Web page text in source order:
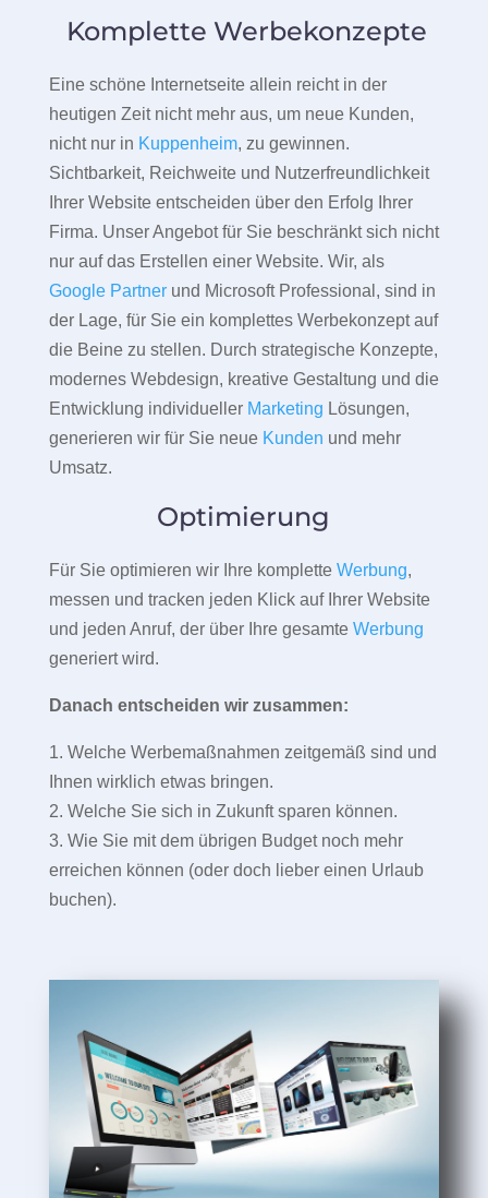
Komplette Werbekonzepte
Eine schöne Internetseite allein reicht in der
heutigen Zeit nicht mehr aus, um neue Kunden,
nicht nur in Kuppenheim, zu gewinnen.
Sichtbarkeit, Reichweite und Nutzerfreundlichkeit
Ihrer Website entscheiden über den Erfolg Ihrer
Firma. Unser Angebot für Sie beschränkt sich nicht
nur auf das Erstellen einer Website. Wir, als
Google Partnerund Microsoft Professional, sind in
der Lage, für Sie ein komplettes Werbekonzept auf
die Beine zu stellen. Durch strategische Konzepte,
modernes Webdesign, kreative Gestaltung und die
Entwicklung individueller Marketing Lösungen,
generieren wir für Sie neue Kunden und mehr
Umsatz.
Optimierung
Für Sie optimieren wir Ihre komplette Werbung,
messen und tracken jeden Klick auf Ihrer Website
und jeden Anruf, der über Ihre gesamte Werbung
generiert wird.
Danach entscheiden wir zusammen:
1. Welche Werbemaßnahmen zeitgemäß sind und
Ihnen wirklich etwas bringen.
2. Welche Sie sich in Zukunft sparen können.
3. Wie Sie mit dem übrigen Budget noch mehr
erreichen können (oder doch lieber einen Urlaub
buchen).